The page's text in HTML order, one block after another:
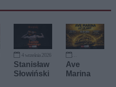
4 września 2026
Stanisław
Słowiński
12 września 2026
Ave
Marina